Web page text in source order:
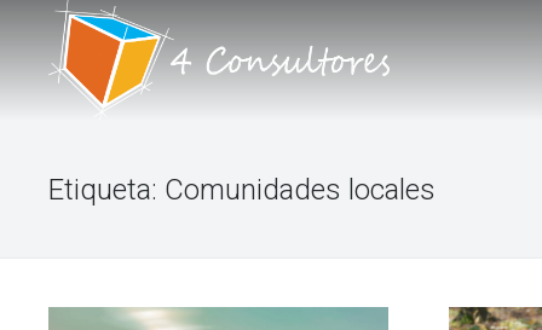
NOSOTROS
TALLERES
Etiqueta: Comunidades locales